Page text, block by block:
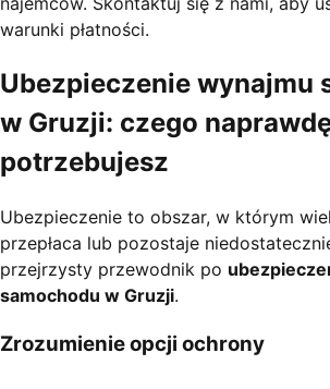
warunki płatności.
Ubezpieczenie wynajmu
w Gruzji: czego
potrzebujesz
Ubezpieczenie to obszar, w którym
przepłaca lub pozostaje
przejrzysty przewodnik po
samochodu w Gruzji.
Zrozumienie opcji ochrony